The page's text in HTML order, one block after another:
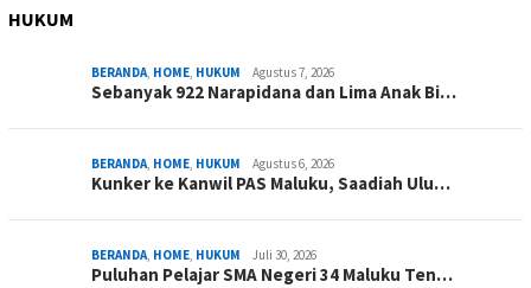
HUKUM
BERANDA, HOME, HUKUM Agustus 7, 2026
Sebanyak 922 Narapidana dan Lima Anak Bi…
BERANDA, HOME, HUKUM Agustus 6, 2026
Kunker ke Kanwil PAS Maluku, Saadiah Ulu…
BERANDA, HOME, HUKUM Juli 30, 2026
Puluhan Pelajar SMA Negeri 34 Maluku Ten…